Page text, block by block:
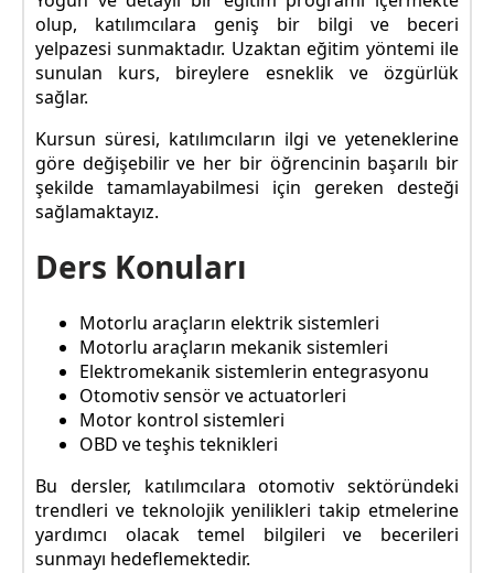
olup, katılımcılara geniş bir bilgi ve beceri
yelpazesi sunmaktadır. Uzaktan eğitim yöntemi ile
sunulan kurs, bireylere esneklik ve özgürlük
sağlar.
Kursun süresi, katılımcıların ilgi ve yeteneklerine
göre değişebilir ve her bir öğrencinin başarılı bir
şekilde tamamlayabilmesi için gereken desteği
sağlamaktayız.
Ders Konuları
Motorlu araçların elektrik sistemleri
Motorlu araçların mekanik sistemleri
Elektromekanik sistemlerin entegrasyonu
Otomotiv sensör ve actuatorleri
Motor kontrol sistemleri
OBD ve teşhis teknikleri
Bu dersler, katılımcılara otomotiv sektöründeki
trendleri ve teknolojik yenilikleri takip etmelerine
yardımcı olacak temel bilgileri ve becerileri
sunmayı hedeflemektedir.